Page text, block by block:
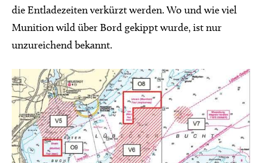
die Entladezeiten verkürzt werden. Wo und wie viel
Munition wild über Bord gekippt wurde, ist nur
unzureichend bekannt.